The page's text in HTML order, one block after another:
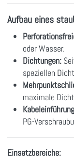
Aufbau eines
oder Wasser.
Dichtungen:
speziellen
maximale
PG-
Einsatzbereiche: